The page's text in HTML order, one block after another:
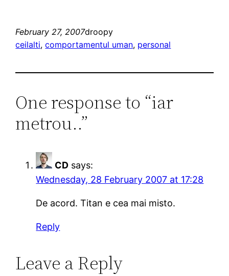
February 27, 2007droopy
ceilalti, comportamentul uman, personal
One response to “iar
metrou..”
CD says:
Wednesday, 28 February 2007 at 17:28
De acord. Titan e cea mai misto.
Reply
Leave a Reply